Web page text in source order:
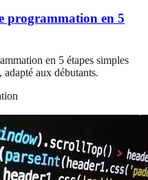
programmation en 5
en 5 étapes simples
aux débutants.